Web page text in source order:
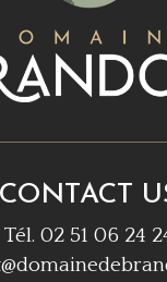
CONTACT
Tél. 02 51 06 24